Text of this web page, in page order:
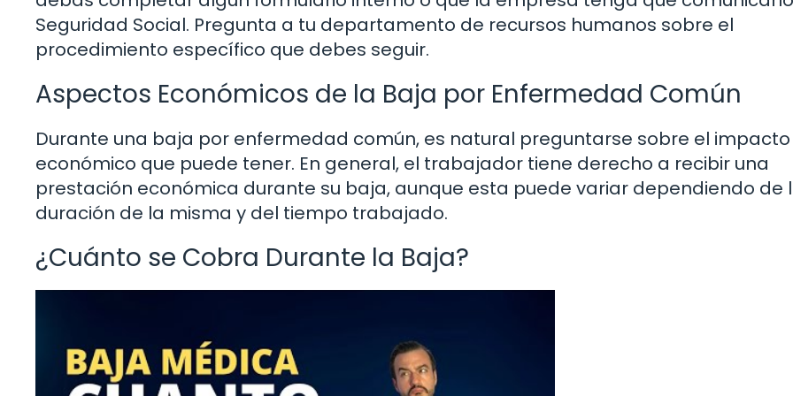
Seguridad Social. Pregunta a tu departamento de recursos humanos sobre el
procedimiento específico que debes seguir.
Aspectos Económicos de la Baja por Enfermedad Común
Durante una baja por enfermedad común, es natural preguntarse sobre el impacto
económico que puede tener. En general, el trabajador tiene derecho a recibir una
prestación económica durante su baja, aunque esta puede variar dependiendo de
duración de la misma y del tiempo trabajado.
¿Cuánto se Cobra Durante la Baja?